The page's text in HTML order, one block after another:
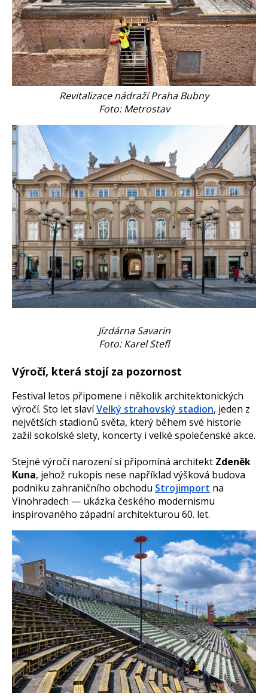
Revitalizace nádraží Praha Bubny
Foto: Metrostav
Jízdárna Savarin
Foto: Karel Stefl
Výročí, která stojí za pozornost
Festival letos připomene i několik architektonických
výročí. Sto let slavíVelký strahovský stadion, jeden z
největších stadionů světa, který během své historie
zažil sokolské slety, koncerty i velké společenské akce.
Stejné výročí narození si připomíná architekt Zdeněk
Kuna, jehož rukopis nese například výšková budova
podniku zahraničního obchodu Strojimport na
Vinohradech — ukázka českého modernismu
inspirovaného západní architekturou 60. let.